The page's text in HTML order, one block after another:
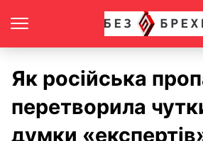
Як російська
перетворила
думки